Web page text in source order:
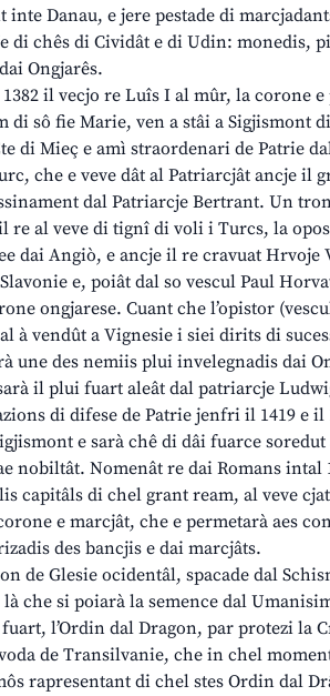
inte Danau, e jere pestade di
di chês di Cividât e di Udin: monedis,
Ongjarês.
il vecjo re Luîs I al mûr, la corone e
di sô fie Marie, ven a stâi a Sigjismont
di Mieç e amì straordenari de Patrie
che e veve dât al Patriarcjât ancje il
dal Patriarcje Bertrant. Un
re al veve di tignî di voli i Turcs, la
dai Angiò, e ancje il re cravuat
e, poiât dal so vescul Paul
ongjarese. Cuant che l’opistor
à vendût a Vignesie i siei dirits di
une des nemiis plui invelegnadis dai
il plui fuart aleât dal patriarcje
di difese de Patrie jenfri il 1419 e il
e sarà chê di dâi fuarce soredut
nobiltât. Nomenât re dai Romans intal
capitâls di chel grant ream, al veve
e marcjât, che e permetarà aes
des bancjis e dai marcjâts.
de Glesie ocidentâl, spacade dal
là che si poiarà la semence dal
l’Ordin dal Dragon, par protezi la
de Transilvanie, che in chel
rapresentant di chel stes Ordin dal